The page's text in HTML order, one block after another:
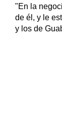
"En la
de él, y le
y los de